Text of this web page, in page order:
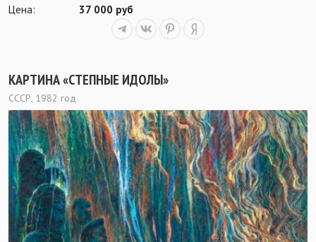
Цена:
37 000 руб
КАРТИНА «СТЕПНЫЕ ИДОЛЫ»
СССР, 1982 год